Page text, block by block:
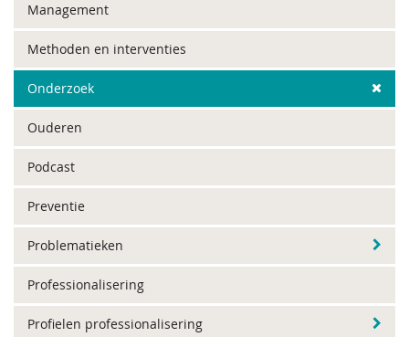
Management
Methoden en interventies
Onderzoek
Ouderen
Podcast
Preventie
Problematieken
Professionalisering
Profielen professionalisering